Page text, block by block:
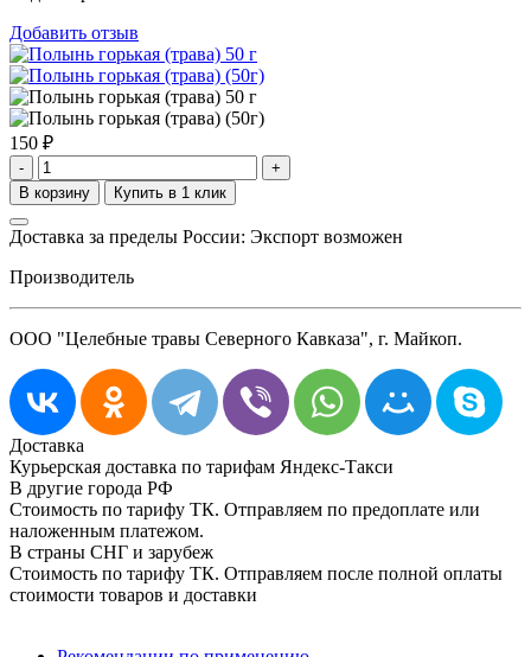
Добавить отзыв
150 ₽
- +
Доставка за пределы России: Экспорт возможен
Производитель
ООО "Целебные травы Северного Кавказа", г. Майкоп.
Доставка
Курьерская доставка по тарифам Яндекс-Такси
В другие города РФ
Стоимость по тарифу ТК. Отправляем по предоплате или
наложенным платежом.
В страны СНГ и зарубеж
Стоимость по тарифу ТК. Отправляем после полной оплаты
стоимости товаров и доставки